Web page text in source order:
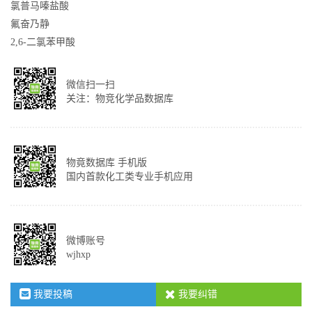
氯普马嗪盐酸
氟奋乃静
2,6-二氯苯甲酸
微信扫一扫
关注：物竞化学品数据库
物竟数据库 手机版
国内首款化工类专业手机应用
微博账号
wjhxp
我要投稿 我要纠错